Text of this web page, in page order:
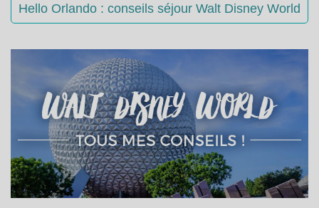
Hello Orlando : conseils séjour Walt Disney World